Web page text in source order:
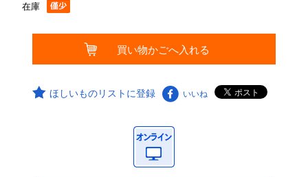
在庫
ほしいものリストに登録 いいね